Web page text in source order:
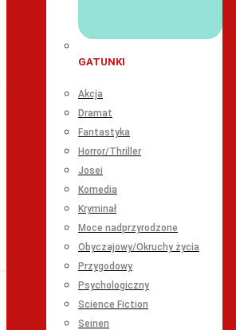
GATUNKI
Akcja
Dramat
Fantastyka
Horror/Thriller
Josei
Komedia
Kryminał
Moce nadprzyrodzone
Obyczajowy/Okruchy życia
Przygodowy
Psychologiczny
Science Fiction
Seinen